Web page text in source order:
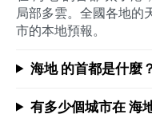
局部多雲。全國各地
市的本地預報。
海地 的首都是什麼？
有多少個城市在 海